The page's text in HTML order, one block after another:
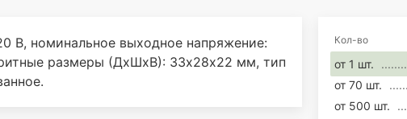
В, номинальное выходное напряжение:
размеры (ДхШхВ): 33х28х22 мм, тип
Кол-во
от 1 шт.
от 70 шт.
от 500 шт.